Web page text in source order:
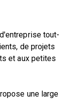
tout-
de projets
et aux petites
une large